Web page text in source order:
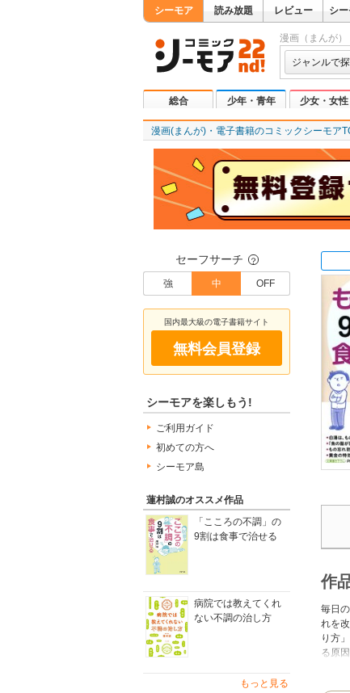
シーモア 読み放題 レビュー シ
漫画（まんが）
ジャンルで
総合 少年・青年 少女・女性
漫画(まんが)・電子書籍のコミックシーモア
セーフサーチ ？
強 中 OFF
国内最大級の電子書籍サイト
無料会員登録
シーモアを楽しもう!
ご利用ガイド
初めての方へ
シーモア島
蓮村誠のオススメ作品
「こころの不調」の
9割は食事で治せる
病院では教えてくれ
ない不調の治し方
もっと見る
作
毎日
れを
り方
る原
に解